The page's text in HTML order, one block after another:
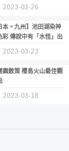
2023-03-26
本。九州】池田湖染神
彩 傳說中有「水怪」出
2023-03-23
園散策 櫻島火山最佳觀
2023-03-18